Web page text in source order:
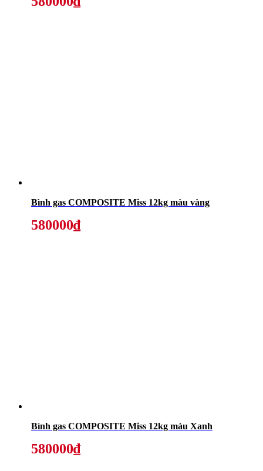
Bình gas COMPOSITE Miss 12kg màu vàng
580000₫
Bình gas COMPOSITE Miss 12kg màu Xanh
580000₫